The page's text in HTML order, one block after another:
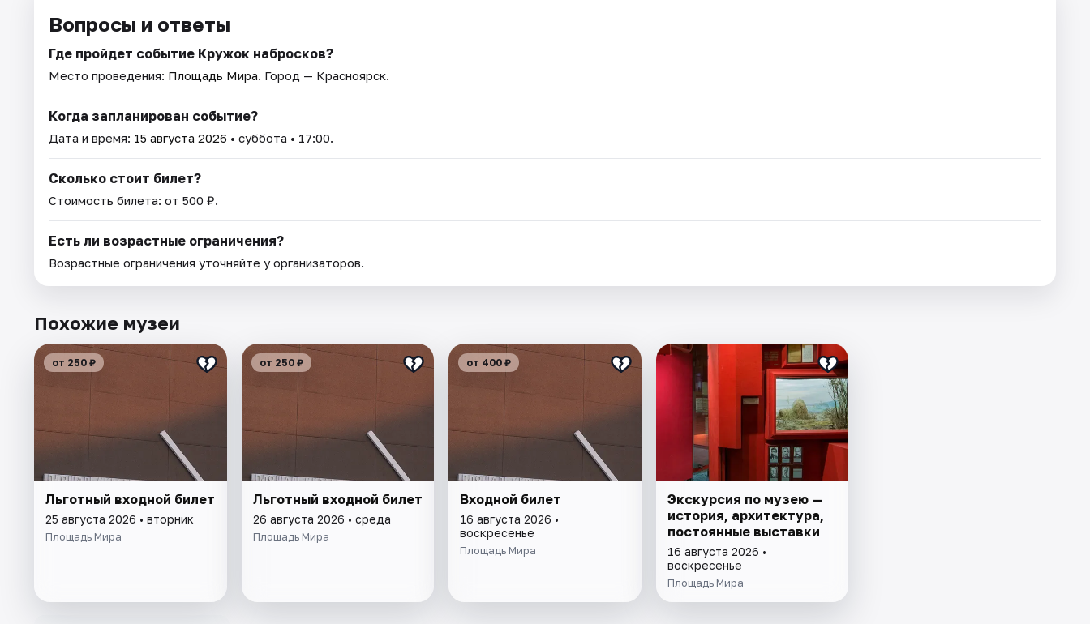
Вопросы и ответы
Где пройдет событие Кружок набросков?
Место проведения: Площадь Мира. Город — Красноярск.
Когда запланирован событие?
Дата и время: 15 августа 2026 • суббота • 17:00.
Сколько стоит билет?
Стоимость билета: от 500 ₽.
Есть ли возрастные ограничения?
Возрастные ограничения уточняйте у организаторов.
Похожие музеи
от 250 ₽
Льготный входной билет
25 августа 2026 • вторник
Площадь Мира
от 250 ₽
Льготный входной билет
26 августа 2026 • среда
Площадь Мира
от 400 ₽
Входной билет
16 августа 2026 •
воскресенье
Площадь Мира
Экскурсия по музею —
история, архитектура,
постоянные выставки
16 августа 2026 •
воскресенье
Площадь Мира